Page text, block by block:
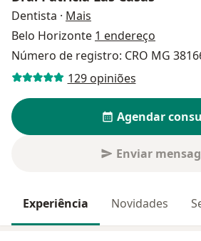
Dentista · Mais
Belo Horizonte 1 endereço
Número de registro: CRO MG
129 opiniões
Agendar
Enviar
Experiência Novidades